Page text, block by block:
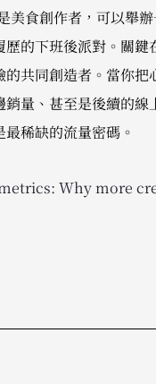
食創作者，可以舉
歷的下班後派對。
共同創造者。當你
量、甚至是後續的
稀缺的流量密碼。
Why more